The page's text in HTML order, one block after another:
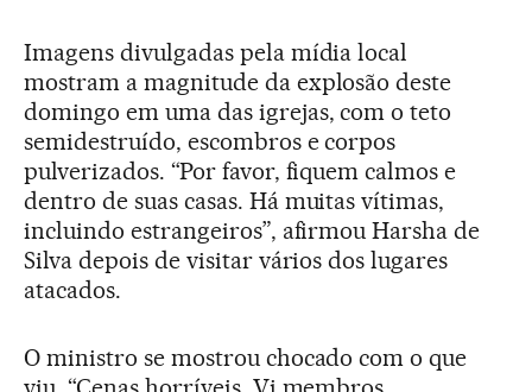
Imagens divulgadas pela mídia local
mostram a magnitude da explosão deste
domingo em uma das igrejas, com o teto
semidestruído, escombros e corpos
pulverizados. “Por favor, fiquem calmos e
dentro de suas casas. Há muitas vítimas,
incluindo estrangeiros”, afirmou Harsha de
Silva depois de visitar vários dos lugares
atacados.
O ministro se mostrou chocado com o que